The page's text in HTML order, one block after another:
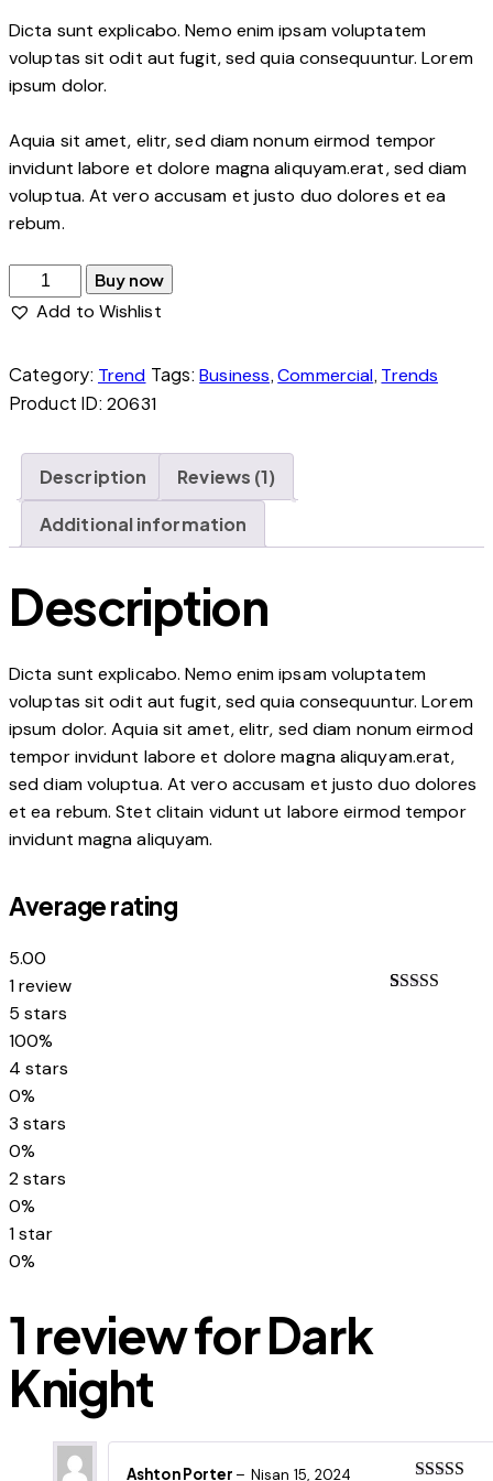
Dicta sunt explicabo. Nemo enim ipsam voluptatem
voluptas sit odit aut fugit, sed quia consequuntur. Lorem
ipsum dolor.
Aquia sit amet, elitr, sed diam nonum eirmod tempor
invidunt labore et dolore magna aliquyam.erat, sed diam
voluptua. At vero accusam et justo duo dolores et ea
rebum.
Buy now
Add to Wishlist
Category: Trend Tags:Business,Commercial, Trends
Product ID:20631
Description Reviews (1)
Additional information
Description
Dicta sunt explicabo. Nemo enim ipsam voluptatem
voluptas sit odit aut fugit, sed quia consequuntur. Lorem
ipsum dolor. Aquia sit amet, elitr, sed diam nonum eirmod
tempor invidunt labore et dolore magna aliquyam.erat,
sed diam voluptua. At vero accusam et justo duo dolores
et ea rebum. Stet clitain vidunt ut labore eirmod tempor
invidunt magna aliquyam.
Average rating
5.00
1 review
5 stars
100%
4 stars
0%
3 stars
0%
2 stars
0%
1 star
0%
1 review forDark
Knight
Ashton Porter – Nisan 15, 2024